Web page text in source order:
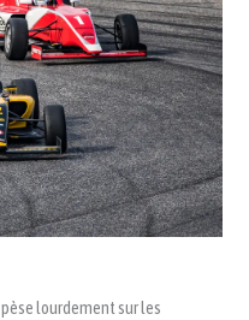
pèse lourdement sur les